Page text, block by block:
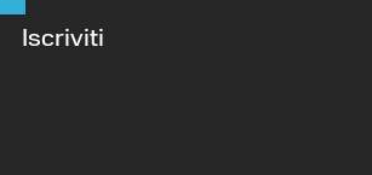
Iscriviti